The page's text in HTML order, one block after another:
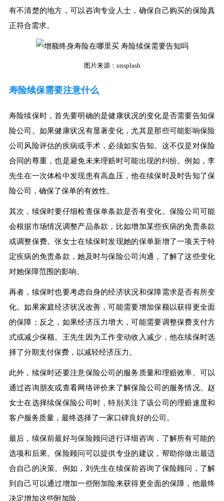
有不清楚的地方，可以咨询专业人士，确保自己购买的保险真
正符合需求。
图片来源：unsplash
寿险续保需要注意什么
寿险续保时，首先要明确的是健康状况的变化是否需要告知保
险公司。如果健康状况有显著变化，尤其是那些可能影响保险
公司风险评估的疾病或手术，必须如实告知。这不仅是对保险
合同的尊重，也是避免未来理赔时可能出现的纠纷。例如，李
先生在一次体检中发现患有高血压，他在续保时及时告知了保
险公司，确保了保单的有效性。
其次，续保时要仔细检查保单条款是否有变化。保险公司可能
会根据市场情况调整产品条款，比如增加某些疾病的免责条款
或调整保费。张女士在续保时发现她的保单新增了一项关于特
定疾病的免责条款，她及时与保险公司沟通，了解了这些变化
对她保障范围的影响。
再者，续保时也要考虑自身的经济状况和保障需求是否有所变
化。如果家庭经济状况改善，可能需要增加保额以获得更全面
的保障；反之，如果经济压力增大，可能需要调整保费支付方
式或减少保额。王先生因为工作变动收入减少，他在续保时选
择了分期支付保费，以减轻经济压力。
此外，续保时还要注意保险公司的服务质量和理赔效率。可以
通过咨询朋友或查看网络评价来了解保险公司的服务情况。赵
女士在选择续保保险公司时，特别关注了该公司的理赔速度和
客户服务质量，最终选择了一家口碑良好的公司。
最后，续保前最好与保险顾问进行详细咨询，了解所有可能的
选项和后果。保险顾问可以提供专业的建议，帮助你做出最适
合自己的决策。例如，刘先生在续保前咨询了保险顾问，了解
到自己可以通过增加一些附加险来获得更全面的保障，他最终
决定增加这些附加险。